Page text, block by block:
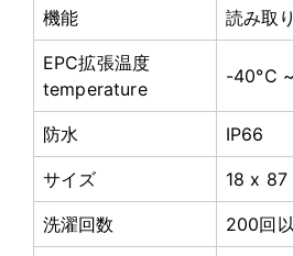
機能 読み取
EPC拡張温度
temperature
-40°C
防水 IP66
サイズ 18 x 87
洗濯回数 200回